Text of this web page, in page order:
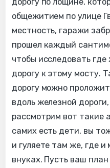
общежитием по улице
местность, гаражи
прошел каждый
чтобы исследовать
дорогу к этому мосту.
дорогу можно
вдоль железной
рассмотрим вот такие
самих есть дети, вы
и гуляете там же, где
внуках. Пусть ваш